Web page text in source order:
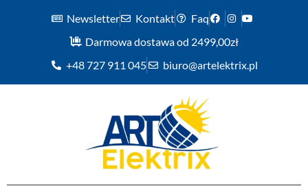
Newsletter Kontakt
Faq
Darmowa dostawa od 2499,00zł
+48 727 911 045
biuro@artelektrix.pl